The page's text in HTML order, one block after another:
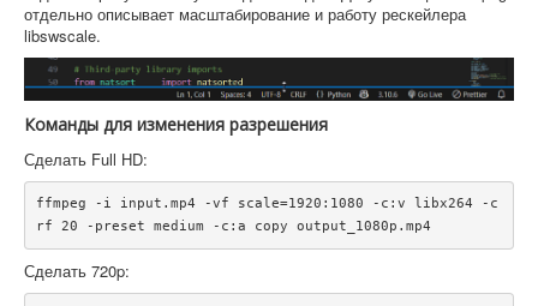
отдельно описывает масштабирование и работу рескейлера
libswscale.
Команды для изменения разрешения
Сделать Full HD:
ffmpeg -i input.mp4 -vf scale=1920:1080 -c:v libx264 -c
Сделать 720p: